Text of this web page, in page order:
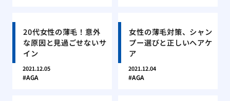
20代女性の薄毛！意外
な原因と見過ごせないサ
イン
2021.12.05
AGA
女性の薄毛対策、シャン
プー選びと正しいヘアケ
ア
2021.12.04
AGA